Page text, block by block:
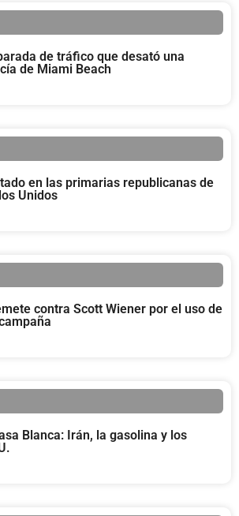
de tráfico que desató una
de Miami Beach
en las primarias republicanas de
Unidos
contra Scott Wiener por el uso de
Blanca: Irán, la gasolina y los